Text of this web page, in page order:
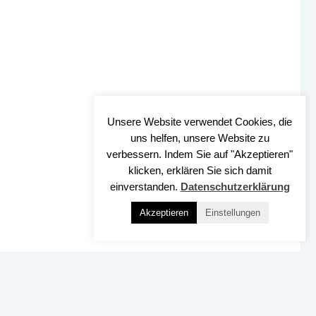
Nach OBEN
Unsere Website verwendet Cookies, die
uns helfen, unsere Website zu
verbessern. Indem Sie auf "Akzeptieren"
klicken, erklären Sie sich damit
einverstanden. Datenschutzerklärung
Akzeptieren Einstellungen